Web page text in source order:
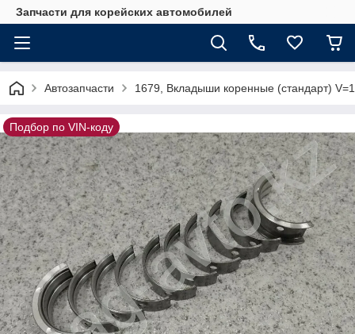
Запчасти для корейских автомобилей
Автозапчасти 1679, Вкладыши коренные (стандарт)
Подбор по VIN-коду